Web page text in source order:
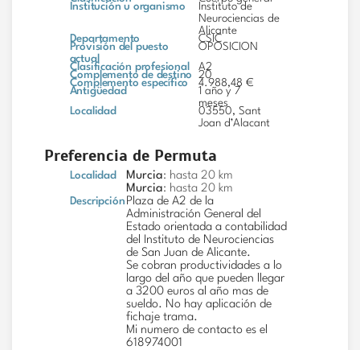
Institución u organismo
Instituto de
Neurociencias de
Alicante
Departamento CSIC
Provisión del puesto
actual
OPOSICION
Clasificación profesional
A2
Complemento de destino 20
Complemento específico 4.988,48 €
Antigüedad
1 año y 7
meses
Localidad
03550, Sant
Joan d’Alacant
Preferencia de Permuta
Localidad Murcia: hasta 20 km
Murcia: hasta 20 km
Descripción Plaza de A2 de la
Administración General del
Estado orientada a contabilidad
del Instituto de Neurociencias
de San Juan de Alicante.
Se cobran productividades a lo
largo del año que pueden llegar
a 3200 euros al año mas de
sueldo. No hay aplicación de
fichaje trama.
Mi numero de contacto es el
618974001